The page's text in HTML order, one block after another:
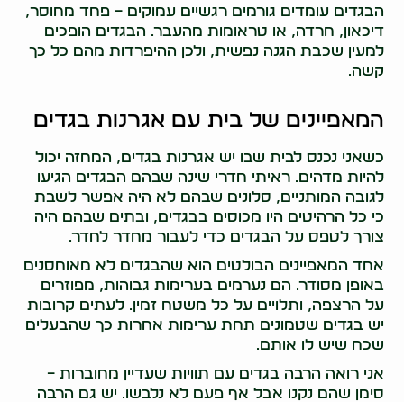
הבגדים עומדים גורמים רגשיים עמוקים – פחד מחוסר,
דיכאון, חרדה, או טראומות מהעבר. הבגדים הופכים
למעין שכבת הגנה נפשית, ולכן ההיפרדות מהם כל כך
קשה.
המאפיינים של בית עם אגרנות בגדים
כשאני נכנס לבית שבו יש אגרנות בגדים, המחזה יכול
להיות מדהים. ראיתי חדרי שינה שבהם הבגדים הגיעו
לגובה המותניים, סלונים שבהם לא היה אפשר לשבת
כי כל הרהיטים היו מכוסים בבגדים, ובתים שבהם היה
צורך לטפס על הבגדים כדי לעבור מחדר לחדר.
אחד המאפיינים הבולטים הוא שהבגדים לא מאוחסנים
באופן מסודר. הם נערמים בערימות גבוהות, מפוזרים
על הרצפה, ותלויים על כל משטח זמין. לעתים קרובות
יש בגדים שטמונים תחת ערימות אחרות כך שהבעלים
שכח שיש לו אותם.
אני רואה הרבה בגדים עם תוויות שעדיין מחוברות –
סימן שהם נקנו אבל אף פעם לא נלבשו. יש גם הרבה